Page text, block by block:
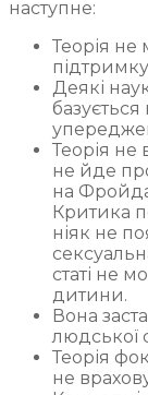
наступне:
Теорія не
Деякі
базується
Теорія
не йде
на
Критика
ніяк не
статі не
дитини.
Вона
людської
Теорія
не